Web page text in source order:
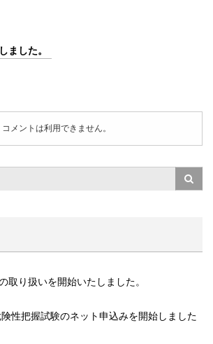
ました。
コメントは利用できません。
取り扱いを開始いたしました。
性把握試験のネット申込みを開始しました